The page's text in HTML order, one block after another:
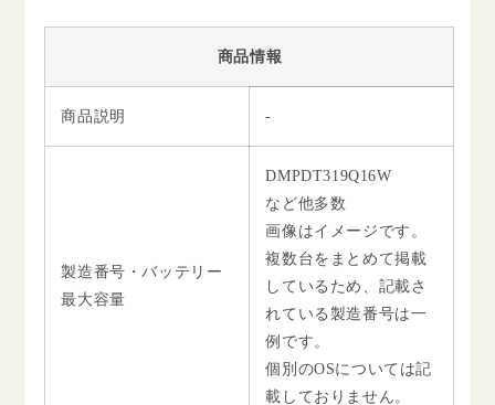
商品情報
商品説明 -
製造番号・バッテリー
最大容量
DMPDT319Q16W
など他多数
画像はイメージです。
複数台をまとめて掲載
しているため、記載さ
れている製造番号は一
例です。
個別のOSについては記
載しておりません。